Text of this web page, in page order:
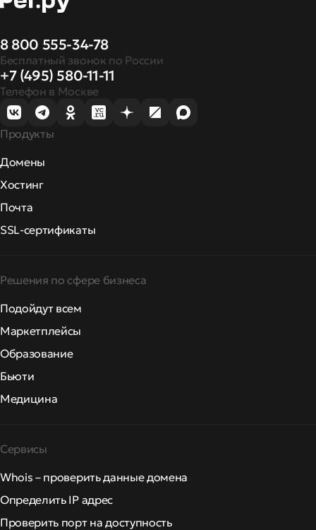
8 800 555-34-78
Бесплатный звонок по России
+7 (495) 580-11-11
Телефон в Москве
Продукты
Домены
Хостинг
Почта
SSL-сертификаты
Решения по сфере бизнеса
Подойдут всем
Маркетплейсы
Образование
Бьюти
Медицина
Сервисы
Whois – проверить данные домена
Определить IP адрес
Проверить порт на доступность